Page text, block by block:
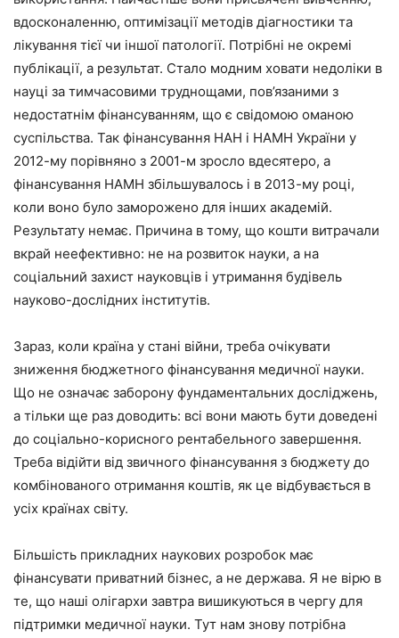
вдосконаленню, оптимізації методів діагностики та
лікування тієї чи іншої патології. Потрібні не окремі
публікації, а результат. Стало модним ховати недоліки в
науці за тимчасовими труднощами, пов’язаними з
недостатнім фінансуванням, що є свідомою оманою
суспільства. Так фінансування НАН і НАМН України у
2012-му порівняно з 2001-м зросло вдесятеро, а
фінансування НАМН збільшувалось і в 2013-му році,
коли воно було заморожено для інших академій.
Результату немає. Причина в тому, що кошти витрачали
вкрай неефективно: не на розвиток науки, а на
соціальний захист науковців і утримання будівель
науково-дослідних інститутів.
Зараз, коли країна у стані війни, треба очікувати
зниження бюджетного фінансування медичної науки.
Що не означає заборону фундаментальних досліджень,
а тільки ще раз доводить: всі вони мають бути доведені
до соціально-корисного рентабельного завершення.
Треба відійти від звичного фінансування з бюджету до
комбінованого отримання коштів, як це відбувається в
усіх країнах світу.
Більшість прикладних наукових розробок має
фінансувати приватний бізнес, а не держава. Я не вірю в
те, що наші олігархи завтра вишикуються в чергу для
підтримки медичної науки. Тут нам знову потрібна